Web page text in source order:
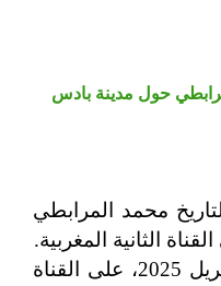
حول مدينة بادس
محمد المرابطي
الثانية المغربية.
صرح صباح يوم الاثنين 07 أبريل 2025، على القناة